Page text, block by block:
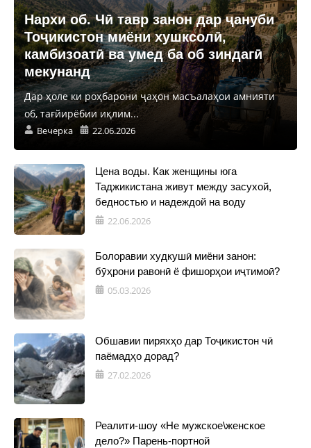
Нархи об. Чӣ тавр занон дар ҷануби
Тоҷикистон миёни хушксолӣ,
камбизоатӣ ва умед ба об зиндагӣ
мекунанд
Дар ҳоле ки роҳбарони ҷаҳон масъалаҳои амнияти
об, тағйирёбии иқлим...
Вечерка 22.06.2026
Цена воды. Как женщины юга
Таджикистана живут между засухой,
бедностью и надеждой на воду
22.06.2026
Болоравии худкушӣ миёни занон:
бӯҳрони равонӣ ё фишорҳои иҷтимоӣ?
05.03.2026
Обшавии пиряхҳо дар Тоҷикистон чӣ
паёмадҳо дорад?
27.02.2026
Реалити-шоу «Не мужское\женское
дело?» Парень-портной